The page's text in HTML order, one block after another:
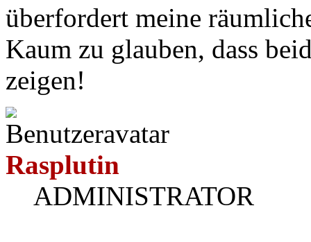
überfordert meine
Kaum zu glauben, dass
zeigen!
Rasplutin
ADMINISTRATOR